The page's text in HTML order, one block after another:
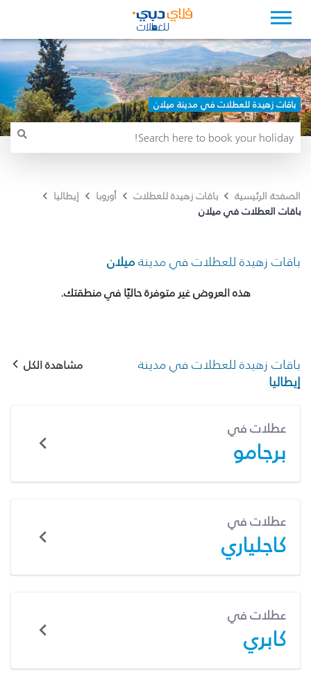
باقات زهيدة للعطلات في مدينة ميلان
الصفحة الرئيسية باقات زهيدة للعطلات أوروبا
إيطاليا
باقات العطلات في ميلان
باقات زهيدة للعطلات في مدينةميلان
هذه العروض غير متوفرة حاليًا في منطقتك.
باقات زهيدة للعطلات في مدينة
إيطاليا
مشاهدة الكل
عطلات في
برجامو
عطلات في
كاجلياري
عطلات في
كابري